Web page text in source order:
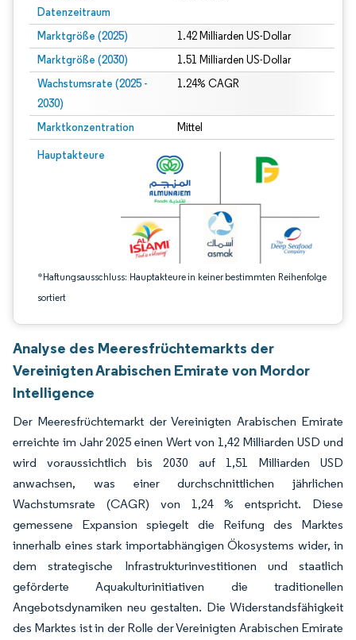
Datenzeitraum
Marktgröße (2025) 1.42 Milliarden US-Dollar
Marktgröße (2030) 1.51 Milliarden US-Dollar
Wachstumsrate (2025 -
2030)
1.24% CAGR
Marktkonzentration Mittel
Hauptakteure
*Haftungsausschluss: Hauptakteure in keiner bestimmten Reihenfolge
sortiert
Bild © Mordor Intelligence. Wiederverwendung erfordert Namensnennung
Analyse des Meeresfrüchtemarkts der
Vereinigten Arabischen Emirate von Mordor
Intelligence
Der Meeresfrüchtemarkt der Vereinigten Arabischen Emirate
erreichte im Jahr 2025 einen Wert von 1,42 Milliarden USD und
wird voraussichtlich bis 2030 auf 1,51 Milliarden USD
anwachsen, was einer durchschnittlichen jährlichen
Wachstumsrate (CAGR) von 1,24 % entspricht. Diese
gemessene Expansion spiegelt die Reifung des Marktes
innerhalb eines stark importabhängigen Ökosystems wider, in
dem strategische Infrastrukturinvestitionen und staatlich
geförderte Aquakulturinitiativen die traditionellen
Angebotsdynamiken neu gestalten. Die Widerstandsfähigkeit
des Marktes ist in der Rolle der Vereinigten Arabischen Emirate